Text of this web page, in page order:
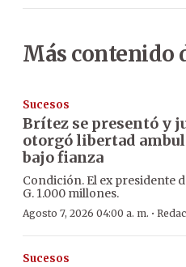
Más contenido
Sucesos
Brítez se presentó y
otorgó libertad
bajo fianza
Condición. El ex presidente
G. 1.000 millones.
Agosto 7, 2026 04:00 a. m. ·
Sucesos